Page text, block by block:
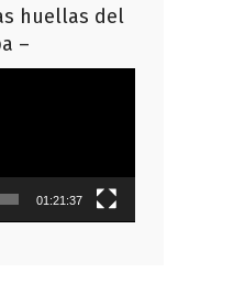
huellas del
–
01:21:37